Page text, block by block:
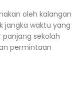
oleh kalangan
jangka waktu yang
panjang sekolah
permintaan